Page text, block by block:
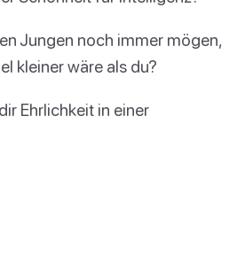
Jungen noch immer mögen,
kleiner wäre als du?
Ehrlichkeit in einer